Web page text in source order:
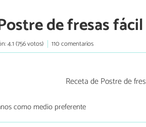
de fresas fácil
4.1 (756 votos)
110 comentarios
como medio preferente